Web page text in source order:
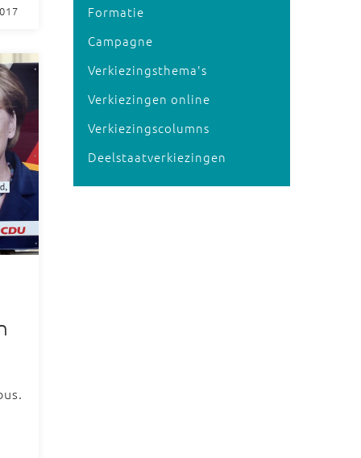
Formatie
Campagne
Verkiezingsthema's
Verkiezingen online
Verkiezingscolumns
Deelstaatverkiezingen